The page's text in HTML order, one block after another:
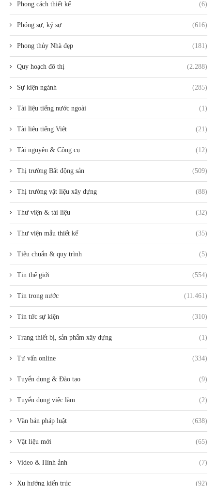
Phong cách thiết kế (6)
Phóng sự, ký sự (616)
Phong thủy Nhà đẹp (181)
Quy hoạch đô thị (2.288)
Sự kiện ngành (285)
Tài liệu tiếng nước ngoài (1)
Tài liệu tiếng Việt (21)
Tài nguyên & Công cụ (12)
Thị trường Bất động sản (509)
Thị trường vật liệu xây dựng (88)
Thư viện & tài liệu (32)
Thư viện mẫu thiết kế (35)
Tiêu chuẩn & quy trình (5)
Tin thế giới (554)
Tin trong nước (11.461)
Tin tức sự kiện (310)
Trang thiết bị, sản phẩm xây dựng (1)
Tư vấn online (334)
Tuyển dụng & Đào tạo (9)
Tuyển dụng việc làm (2)
Văn bản pháp luật (638)
Vật liệu mới (65)
Video & Hình ảnh (7)
Xu hướng kiến trúc (92)